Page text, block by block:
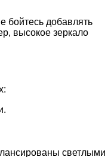
бойтесь добавлять
высокое зеркало
светлыми